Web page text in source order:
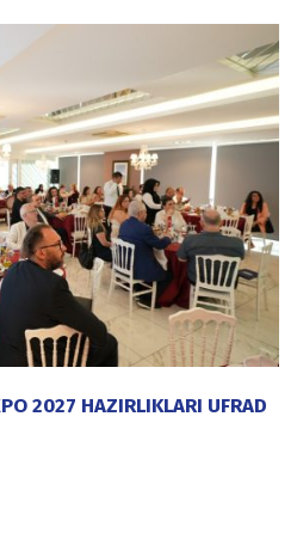
2027 HAZIRLIKLARI UFRAD